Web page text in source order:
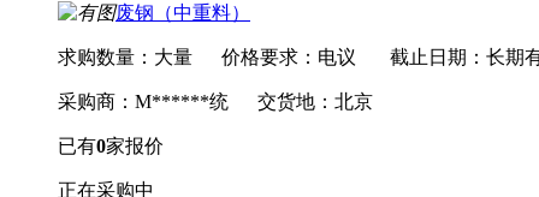
废钢（中重料）
求购数量：大量 价格要求：电议 截止日期：长期
采购商：M******统 交货地：北京
已有0家报价
正在采购中